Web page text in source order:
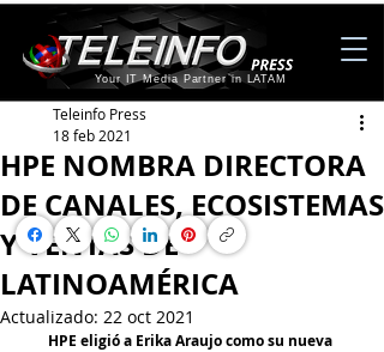
Your IT Media Partner in LATAM
HPE NOMBRA DIRECTORA
DE CANALES, ECOSISTEMAS
Y VENTAS DE
LATINOAMÉRICA
Teleinfo Press
18 feb 2021
Actualizado: 22 oct 2021
HPE eligió a Erika Araujo como su nueva